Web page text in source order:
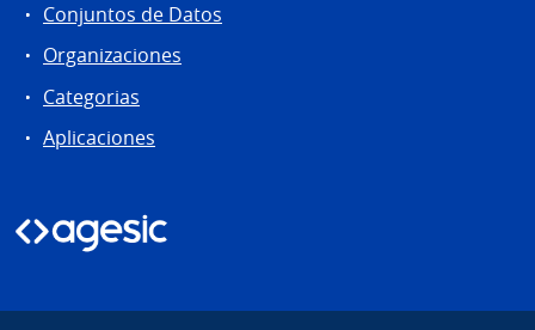
Conjuntos de Datos
Organizaciones
Categorias
Aplicaciones